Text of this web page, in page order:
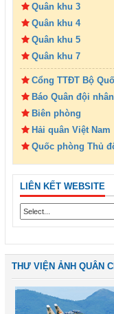
Quân khu 3
Quân khu 4
Quân khu 5
Quân khu 7
Cổng TTĐT Bộ
Báo Quân đội
Biên phòng
Hải quân Việt Nam
Quốc phòng Thủ
LIÊN KẾT WEBSITE
THƯ VIỆN ẢNH QUÂN